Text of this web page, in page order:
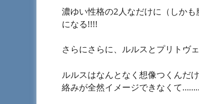
濃ゆい性格の2人なだけに（しか
になる!!!!
さらにさらに、ルルスとプリトヴ
ルルスはなんとなく想像つくんだ
絡みが全然イメージできなくて